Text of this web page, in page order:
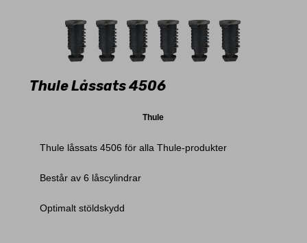
Thule Låssats 4506
Thule
Thule låssats 4506 för alla Thule-produkter
Består av 6 låscylindrar
Optimalt stöldskydd